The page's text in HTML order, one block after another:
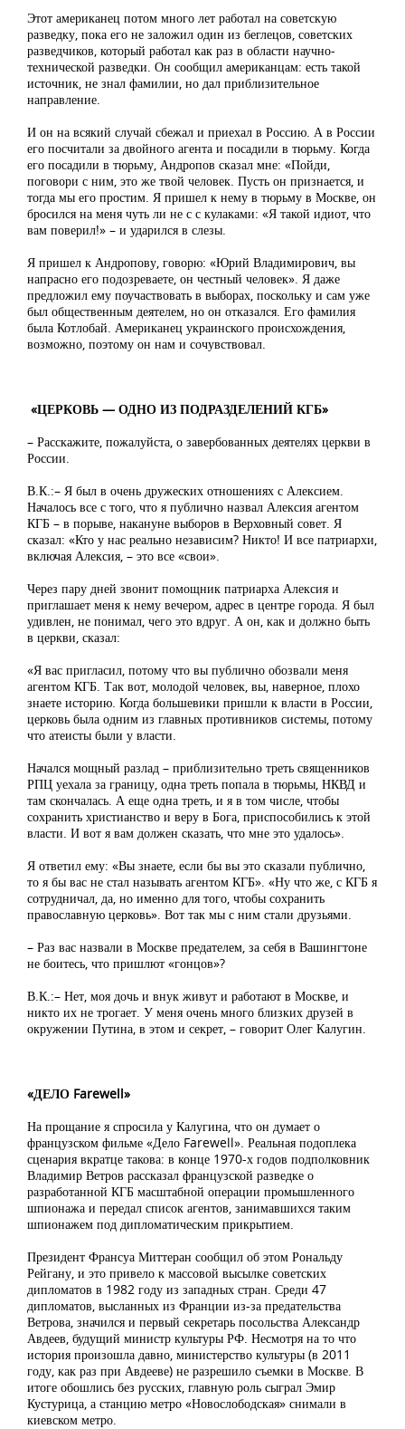
Этот американец потом много лет работал на советскую
разведку, пока его не заложил один из беглецов, советских
разведчиков, который работал как раз в области научно-
технической разведки. Он сообщил американцам: есть такой
источник, не знал фамилии, но дал приблизительное
направление.
И он на всякий случай сбежал и приехал в Россию. А в России
его посчитали за двойного агента и посадили в тюрьму. Когда
его посадили в тюрьму, Андропов сказал мне: «Пойди,
поговори с ним, это же твой человек. Пусть он признается, и
тогда мы его простим. Я пришел к нему в тюрьму в Москве, он
бросился на меня чуть ли не с с кулаками: «Я такой идиот, что
вам поверил!» – и ударился в слезы.
Я пришел к Андропову, говорю: «Юрий Владимирович, вы
напрасно его подозреваете, он честный человек». Я даже
предложил ему поучаствовать в выборах, поскольку и сам уже
был общественным деятелем, но он отказался. Его фамилия
была Котлобай. Американец украинского происхождения,
возможно, поэтому он нам и сочувствовал.
«ЦЕРКОВЬ — ОДНО ИЗ ПОДРАЗДЕЛЕНИЙ КГБ»
– Расскажите, пожалуйста, о завербованных деятелях церкви в
России.
В.К.:– Я был в очень дружеских отношениях с Алексием.
Началось все с того, что я публично назвал Алексия агентом
КГБ – в порыве, накануне выборов в Верховный совет. Я
сказал: «Кто у нас реально независим? Никто! И все патриархи,
включая Алексия, – это все «свои».
Через пару дней звонит помощник патриарха Алексия и
приглашает меня к нему вечером, адрес в центре города. Я был
удивлен, не понимал, чего это вдруг. А он, как и должно быть
в церкви, сказал:
«Я вас пригласил, потому что вы публично обозвали меня
агентом КГБ. Так вот, молодой человек, вы, наверное, плохо
знаете историю. Когда большевики пришли к власти в России,
церковь была одним из главных противников системы, потому
что атеисты были у власти.
Начался мощный разлад – приблизительно треть священников
РПЦ уехала за границу, одна треть попала в тюрьмы, НКВД и
там скончалась. А еще одна треть, и я в том числе, чтобы
сохранить христианство и веру в Бога, приспособились к этой
власти. И вот я вам должен сказать, что мне это удалось».
Я ответил ему: «Вы знаете, если бы вы это сказали публично,
то я бы вас не стал называть агентом КГБ». «Ну что же, с КГБ я
сотрудничал, да, но именно для того, чтобы сохранить
православную церковь». Вот так мы с ним стали друзьями.
– Раз вас назвали в Москве предателем, за себя в Вашингтоне
не боитесь, что пришлют «гонцов»?
В.К.:– Нет, моя дочь и внук живут и работают в Москве, и
никто их не трогает. У меня очень много близких друзей в
окружении Путина, в этом и секрет, – говорит Олег Калугин.
«ДЕЛО Farewell»
На прощание я спросила у Калугина, что он думает о
французском фильме «Дело Farewell». Реальная подоплека
сценария вкратце такова: в конце 1970-х годов подполковник
Владимир Ветров рассказал французской разведке о
разработанной КГБ масштабной операции промышленного
шпионажа и передал список агентов, занимавшихся таким
шпионажем под дипломатическим прикрытием.
Президент Франсуа Миттеран сообщил об этом Рональду
Рейгану, и это привело к массовой высылке советских
дипломатов в 1982 году из западных стран. Среди 47
дипломатов, высланных из Франции из-за предательства
Ветрова, значился и первый секретарь посольства Александр
Авдеев, будущий министр культуры РФ. Несмотря на то что
история произошла давно, министерство культуры (в 2011
году, как раз при Авдееве) не разрешило съемки в Москве. В
итоге обошлись без русских, главную роль сыграл Эмир
Кустурица, а станцию метро «Новослободская» снимали в
киевском метро.